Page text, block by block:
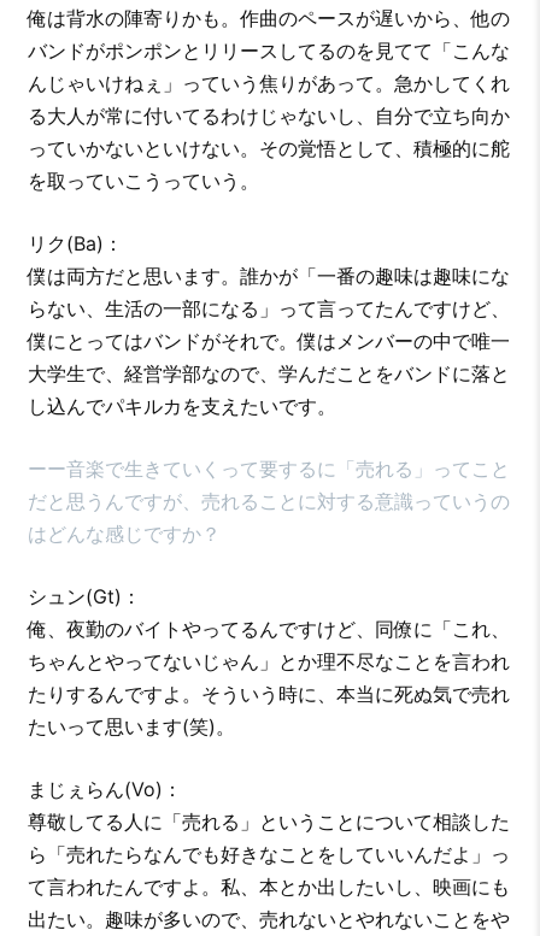
俺は背水の陣寄りかも。作曲のペースが遅いから、他の
バンドがポンポンとリリースしてるのを見てて「こんな
んじゃいけねぇ」っていう焦りがあって。急かしてくれ
る大人が常に付いてるわけじゃないし、自分で立ち向か
っていかないといけない。その覚悟として、積極的に舵
を取っていこうっていう。
リク(Ba)：
僕は両方だと思います。誰かが「一番の趣味は趣味にな
らない、生活の一部になる」って言ってたんですけど、
僕にとってはバンドがそれで。僕はメンバーの中で唯一
大学生で、経営学部なので、学んだことをバンドに落と
し込んでパキルカを支えたいです。
ーー音楽で生きていくって要するに「売れる」ってこと
だと思うんですが、売れることに対する意識っていうの
はどんな感じですか？
シュン(Gt)：
俺、夜勤のバイトやってるんですけど、同僚に「これ、
ちゃんとやってないじゃん」とか理不尽なことを言われ
たりするんですよ。そういう時に、本当に死ぬ気で売れ
たいって思います(笑)。
まじぇらん(Vo)：
尊敬してる人に「売れる」ということについて相談した
ら「売れたらなんでも好きなことをしていいんだよ」っ
て言われたんですよ。私、本とか出したいし、映画にも
出たい。趣味が多いので、売れないとやれないことをや